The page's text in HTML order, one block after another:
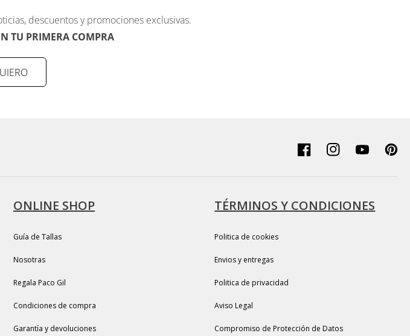
descuentos y promociones exclusivas.
TU PRIMERA COMPRA
FacebookInstagramYouTube
ONLINE SHOP
Guía de Tallas
Nosotras
Regala Paco Gil
Condiciones de compra
Garantía y devoluciones
TÉRMINOS Y CONDICIONES
Politica de cookies
Envios y entregas
Politica de privacidad
Aviso Legal
Compromiso de Protección de Datos